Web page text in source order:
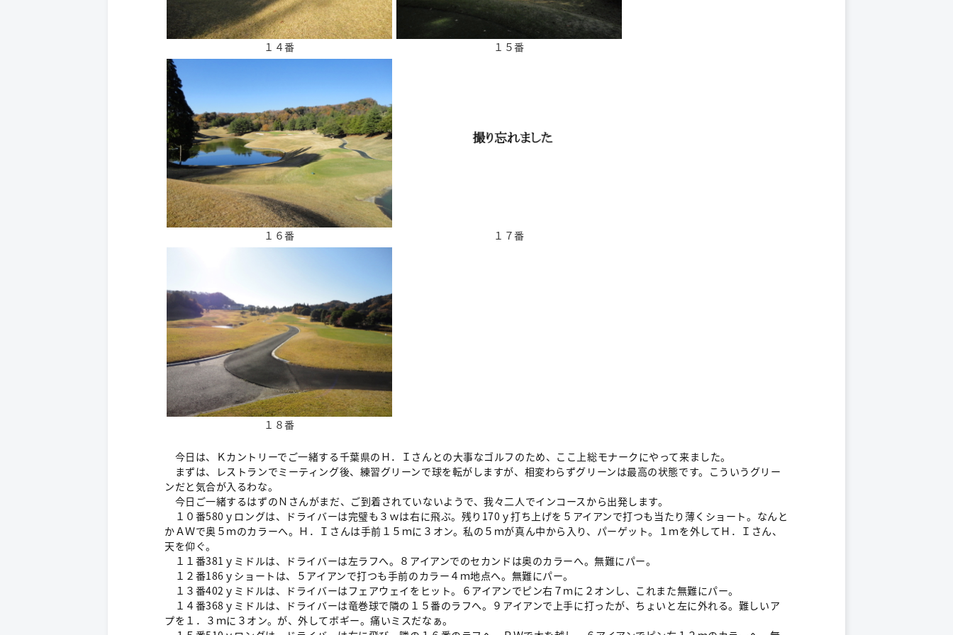
１４番 １５番
１６番 １７番
１８番
今日は、Ｋカントリーでご一緒する千葉県のＨ．Ｉさんとの大事なゴルフのため、ここ上総モナークにやって来ました。
まずは、レストランでミーティング後、練習グリーンで球を転がしますが、相変わらずグリーンは最高の状態です。こういうグリー
ンだと気合が入るわな。
今日ご一緒するはずのＮさんがまだ、ご到着されていないようで、我々二人でインコースから出発します。
１０番580ｙロングは、ドライバーは完璧も３ｗは右に飛ぶ。残り170ｙ打ち上げを５アイアンで打つも当たり薄くショート。なんと
かＡＷで奥５ｍのカラーへ。Ｈ．Ｉさんは手前１５ｍに３オン。私の５ｍが真ん中から入り、パーゲット。１ｍを外してＨ．Ｉさん、
天を仰ぐ。
１１番381ｙミドルは、ドライバーは左ラフへ。８アイアンでのセカンドは奥のカラーへ。無難にパー。
１２番186ｙショートは、５アイアンで打つも手前のカラー４ｍ地点へ。無難にパー。
１３番402ｙミドルは、ドライバーはフェアウェイをヒット。６アイアンでピン右７ｍに２オンし、これまた無難にパー。
１４番368ｙミドルは、ドライバーは竜巻球で隣の１５番のラフへ。９アイアンで上手に打ったが、ちょいと左に外れる。難しいア
プを１．３ｍに３オン。が、外してボギー。痛いミスだなぁ。